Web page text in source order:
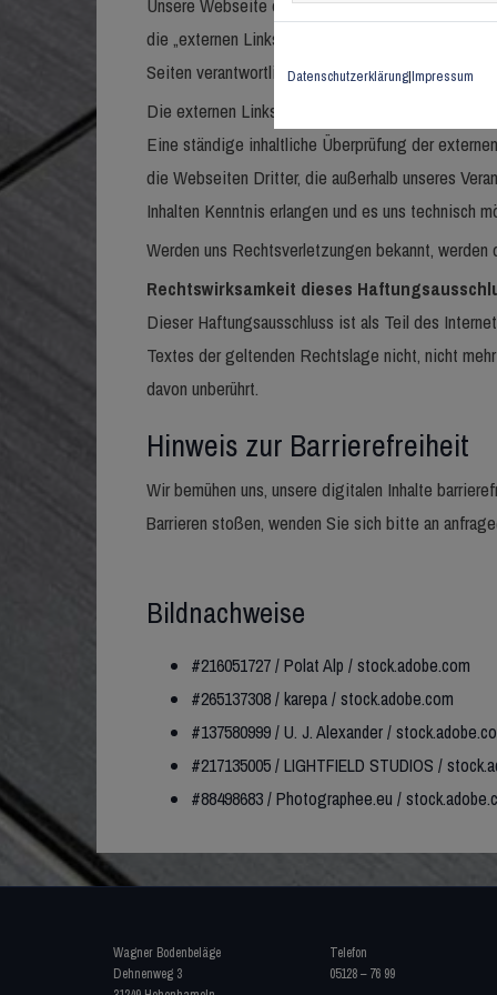
die „externen Links“ auch keine Gewähr auf
Seiten verantwortlich.
Die externen Links wurden zum Zeitpunkt der
Eine ständige inhaltliche Überprüfung der
die Webseiten Dritter, die außerhalb unseres
Inhalten Kenntnis erlangen und es uns technisch
Werden uns Rechtsverletzungen bekannt,
Rechtswirksamkeit dieses
Dieser Haftungsausschluss ist als Teil des
Textes der geltenden Rechtslage nicht, nicht
davon unberührt.
Hinweis zur Barrierefreiheit
Wir bemühen uns, unsere digitalen Inhalte
Barrieren stoßen, wenden Sie sich bitte an
Bildnachweise
#216051727 / Polat Alp / stock.adobe.com
#265137308 / karepa / stock.adobe.com
#137580999 / U. J. Alexander /
#217135005 / LIGHTFIELD STUDIOS /
#88498683 / Photographee.eu /
Wagner Bodenbeläge
Dehnenweg 3
Telefon
05128 – 76 99
Datenschutzerklärung|Impressum